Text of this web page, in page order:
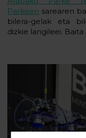
Parkeen sarearen
bilera-gelak eta
dizkie langileei.